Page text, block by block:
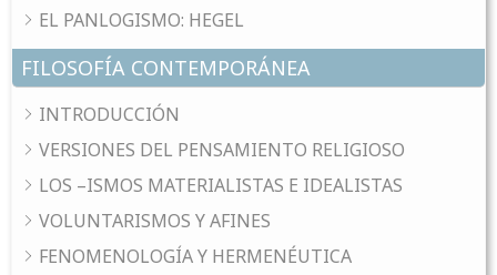
EL PANLOGISMO: HEGEL
FILOSOFÍA CONTEMPORÁNEA
INTRODUCCIÓN
VERSIONES DEL PENSAMIENTO RELIGIOSO
LOS –ISMOS MATERIALISTAS E IDEALISTAS
VOLUNTARISMOS Y AFINES
FENOMENOLOGÍA Y HERMENÉUTICA